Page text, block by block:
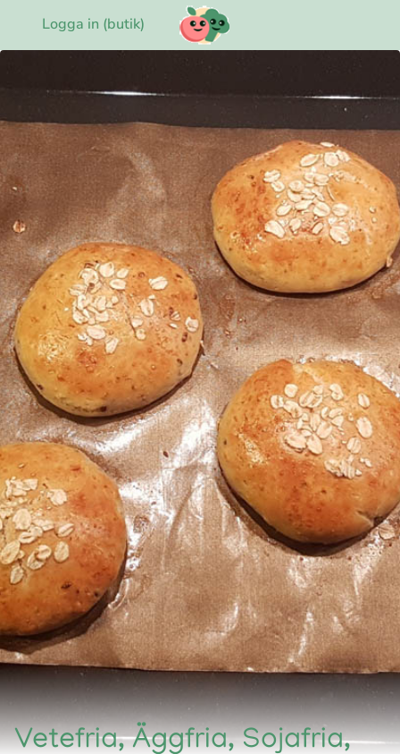
Logga in (butik)
Vetefria, Äggfria, Sojafria,